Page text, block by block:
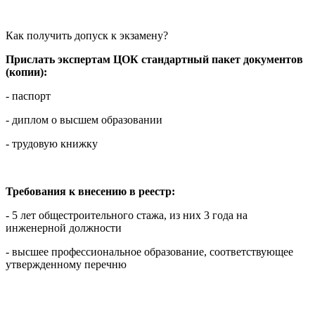
Как получить допуск к экзамену?
Прислать экспертам ЦОК стандартный пакет документов
(копии):
- паспорт
- диплом о высшем образовании
- трудовую книжку
Требования к внесению в реестр:
- 5 лет общестроительного стажа, из них 3 года на
инженерной должности
- высшее профессиональное образование, соответствующее
утвержденному перечню